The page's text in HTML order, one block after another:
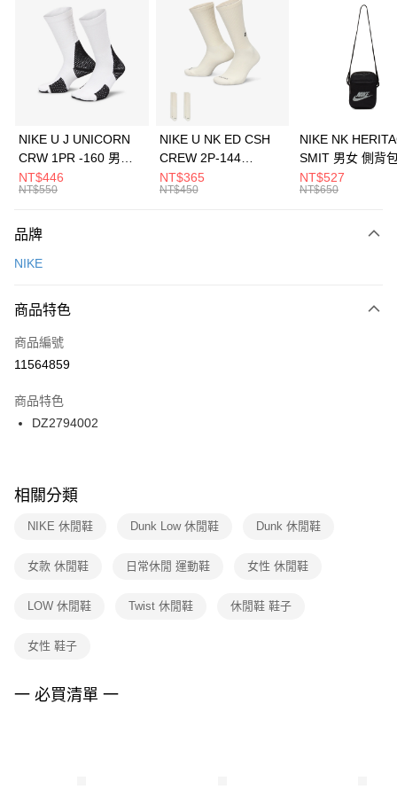
3 期 0 利率 每期 21家銀行
合作金庫商業銀行
第一商業銀行
華南商業銀行
彰化商業銀行
上海商業儲蓄銀行
元大商業銀行
台灣樂天信用卡公司
Apple Pay
全盈+PAY
AFTEE先享後付
【關於「AFTEE先享後付」】
便利好安心！
３．安心：先確認商品／服務後，再付款。
【「AFTEE先享後付」結帳流程】
１．於結帳方式選擇「AFTEE先享後付」後，將跳轉至「AFTEE先享後付」
２．訂單成立數日內，您將收到繳費通知簡訊。
３．收到繳費通知簡訊後14天內，點擊此簡訊中的連結，可透過四大超商／
ATM／網路銀行／等多元方式進行付款，方視為交易完成。
※ 交易是否成功請以「AFTEE先享後付 」之結帳頁面顯示為準，若有關於
是否繳費成功／繳費後需取消欲退款等相關疑問，請聯繫「AFTEE先享後付
客戶支援中心」
https://netprotections.freshdesk.com/support/home
１．透過由恩沛科技股份有限公司提供之「AFTEE先享後付」服務完成之交
權轉讓予恩沛科技股份有限公司。
３．未成年的使用者請事先徵得法定代理人或監護人之同意方可使用
４．使用「AFTEE先享後付」時，將依據個別帳號之用戶狀況，依本公司即
運送方式
每筆NT$100，滿NT$1,500(含以上)免運費
宅配
每筆NT$100，滿NT$1,500(含以上)免運費
付款後門市自取
每筆NT$100，滿NT$1,500(含以上)免運費
NIKE U J UNICORN
CRW 1PR -160 男女
中統襪 FZ3393100
NT$446
NT$550
NIKE U NK ED CSH
CREW 2P-144
EMBRDY 男女 短統襪
FZ3073133
NT$365
NT$450
NIKE NK
SMIT 男女 側背
BA5871010
NT$527
NT$650
品牌
NIKE
商品特色
商品編號
11564859
商品特色
DZ2794002
相關分類
NIKE 休閒鞋 Dunk Low 休閒鞋 Dunk 休閒鞋
女款 休閒鞋 日常休閒 運動鞋 女性 休閒鞋
LOW 休閒鞋 Twist 休閒鞋 休閒鞋 鞋子
女性 鞋子
一 必買清單 一